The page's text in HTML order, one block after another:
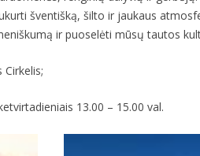
šventišką, šilto ir jaukaus
ir puoselėti mūsų tautos
Cirkelis;
13.00 – 15.00 val.